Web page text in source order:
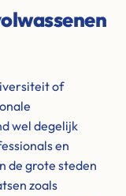
of
wel degelijk
en
de grote steden
zoals